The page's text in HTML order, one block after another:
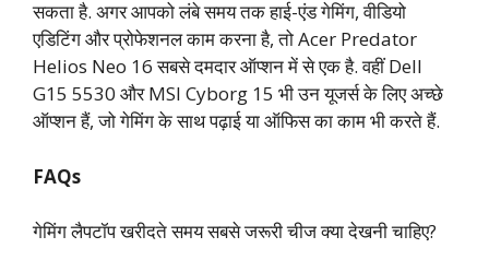
सकता है. अगर आपको लंबे समय तक हाई-एंड गेमिंग, वीडियो
एडिटिंग और प्रोफेशनल काम करना है, तो Acer Predator
Helios Neo 16 सबसे दमदार ऑप्शन में से एक है. वहीं Dell
G15 5530 और MSI Cyborg 15 भी उन यूजर्स के लिए अच्छे
ऑप्शन हैं, जो गेमिंग के साथ पढ़ाई या ऑफिस का काम भी करते हैं.
FAQs
गेमिंग लैपटॉप खरीदते समय सबसे जरूरी चीज क्या देखनी चाहिए?